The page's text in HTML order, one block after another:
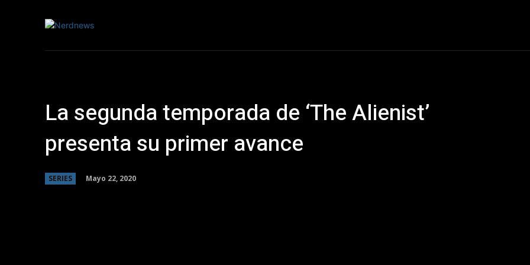
La segunda temporada de ‘The Alienist’
presenta su primer avance
SERIES Mayo 22, 2020